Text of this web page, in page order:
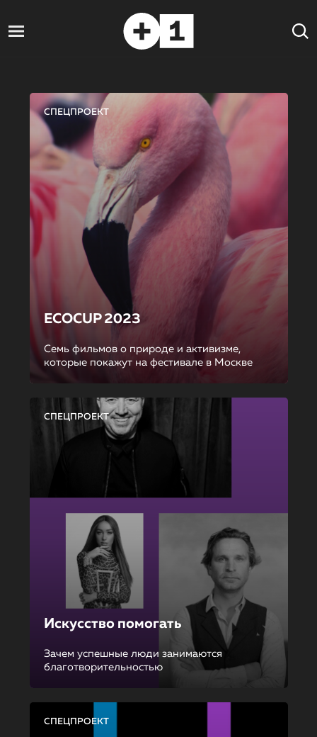
СПЕЦПРОЕКТ
ECOCUP 2023
Семь фильмов о природе и активизме,
которые покажут на фестивале в Москве
СПЕЦПРОЕКТ
Искусство помогать
Зачем успешные люди занимаются
благотворительностью
СПЕЦПРОЕКТ